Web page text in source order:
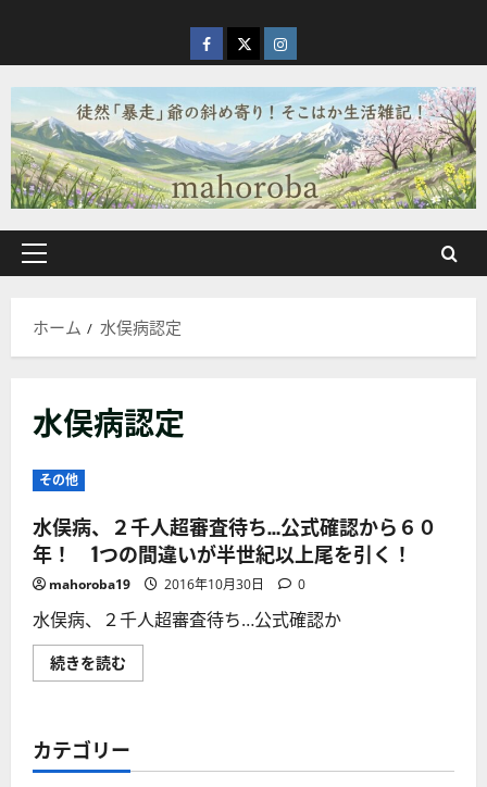
を
ス
キ
ッ
プ
facebook
X Instagram
メ
ン
ー
ホーム 水俣病認定
水俣病認定
その他
水俣病、２千人超審査待ち…公式確認から６０
年！ 1つの間違いが半世紀以上尾を引く！
mahoroba19 2016年10月30日 0
水俣病、２千人超審査待ち…公式確認か
続きを読む
俣
超
審
カテゴリー